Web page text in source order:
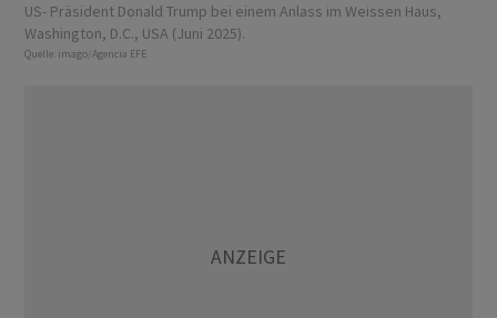
US- Präsident Donald Trump bei einem Anlass im Weissen Haus,
Washington, D.C., USA (Juni 2025).
Quelle: imago/Agencia EFE